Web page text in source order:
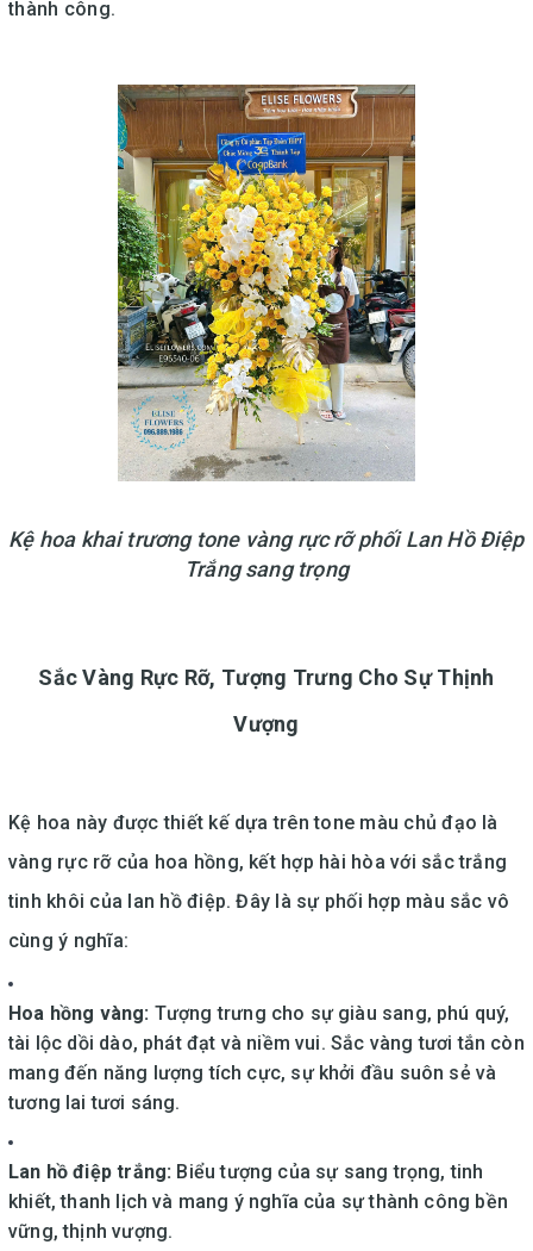
thành công.
Kệ hoa khai trương tone vàng rực rỡ phối Lan Hồ Điệp
Trắng sang trọng
Sắc Vàng Rực Rỡ, Tượng Trưng Cho Sự Thịnh
Vượng
Kệ hoa này được thiết kế dựa trên tone màu chủ đạo là
vàng rực rỡ của hoa hồng, kết hợp hài hòa với sắc trắng
tinh khôi của lan hồ điệp. Đây là sự phối hợp màu sắc vô
cùng ý nghĩa:
Hoa hồng vàng: Tượng trưng cho sự giàu sang, phú quý,
tài lộc dồi dào, phát đạt và niềm vui. Sắc vàng tươi tắn còn
mang đến năng lượng tích cực, sự khởi đầu suôn sẻ và
tương lai tươi sáng.
Lan hồ điệp trắng: Biểu tượng của sự sang trọng, tinh
khiết, thanh lịch và mang ý nghĩa của sự thành công bền
vững, thịnh vượng.